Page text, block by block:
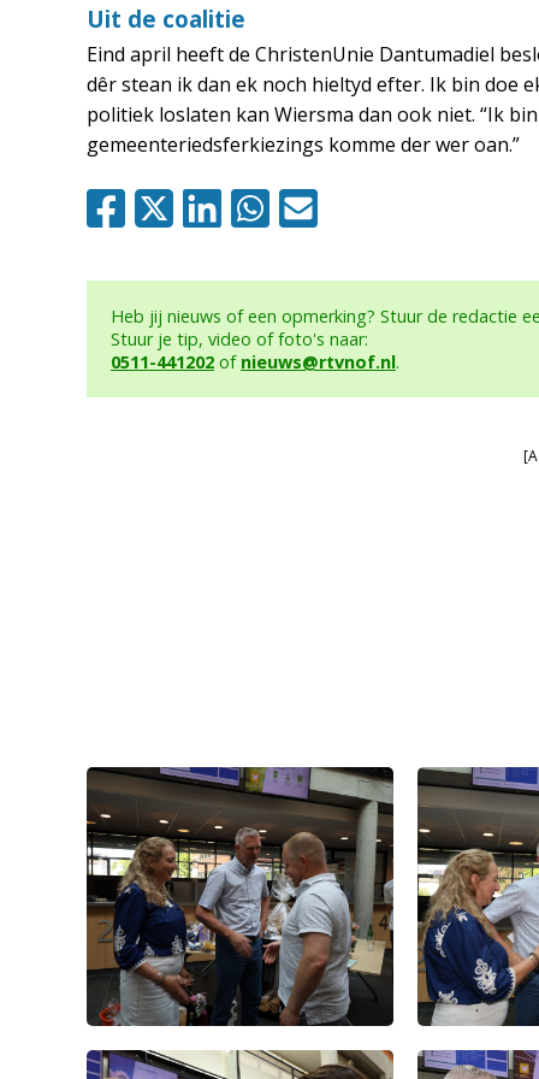
Uit de coalitie
Eind april heeft de ChristenUnie Dantumadiel
dêr stean ik dan ek noch hieltyd efter. Ik bin doe
politiek loslaten kan Wiersma dan ook niet. “Ik
gemeenteriedsferkiezings komme der wer oan.”
Heb jij nieuws of een opmerking? Stuur de redactie
Stuur je tip, video of foto's naar:
0511-441202 of nieuws@rtvnof.nl.